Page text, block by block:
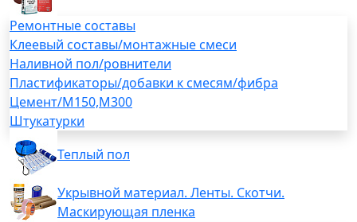
Ремонтные составы
Клеевый составы/монтажные смеси
Наливной пол/ровнители
Пластификаторы/добавки к смесям/фибра
Цемент/М150,М300
Штукатурки
Теплый пол
Укрывной материал. Ленты. Скотчи.
Маскирующая пленка